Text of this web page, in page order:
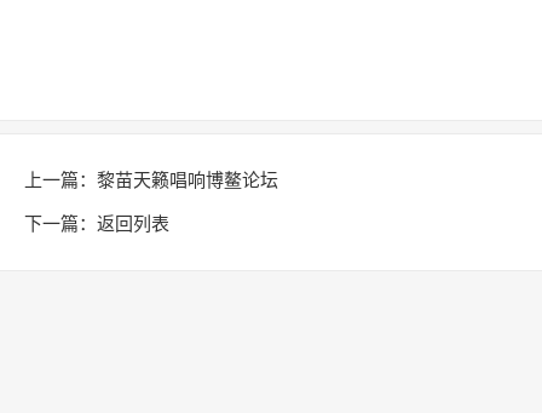
上一篇： 黎苗天籁唱响博鳌论坛
下一篇： 返回列表